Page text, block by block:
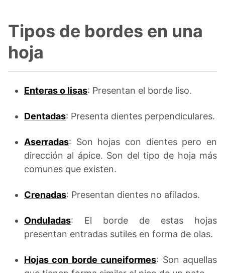
Tipos de bordes en una
hoja
Enteras o lisas: Presentan el borde liso.
Dentadas: Presenta dientes perpendiculares.
Aserradas: Son hojas con dientes pero en
dirección al ápice. Son del tipo de hoja más
comunes que existen.
Crenadas: Presentan dientes no afilados.
Onduladas: El borde de estas hojas
presentan entradas sutiles en forma de olas.
Hojas con borde cuneiformes: Son aquellas